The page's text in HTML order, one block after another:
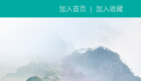
加入首页 | 加入收藏